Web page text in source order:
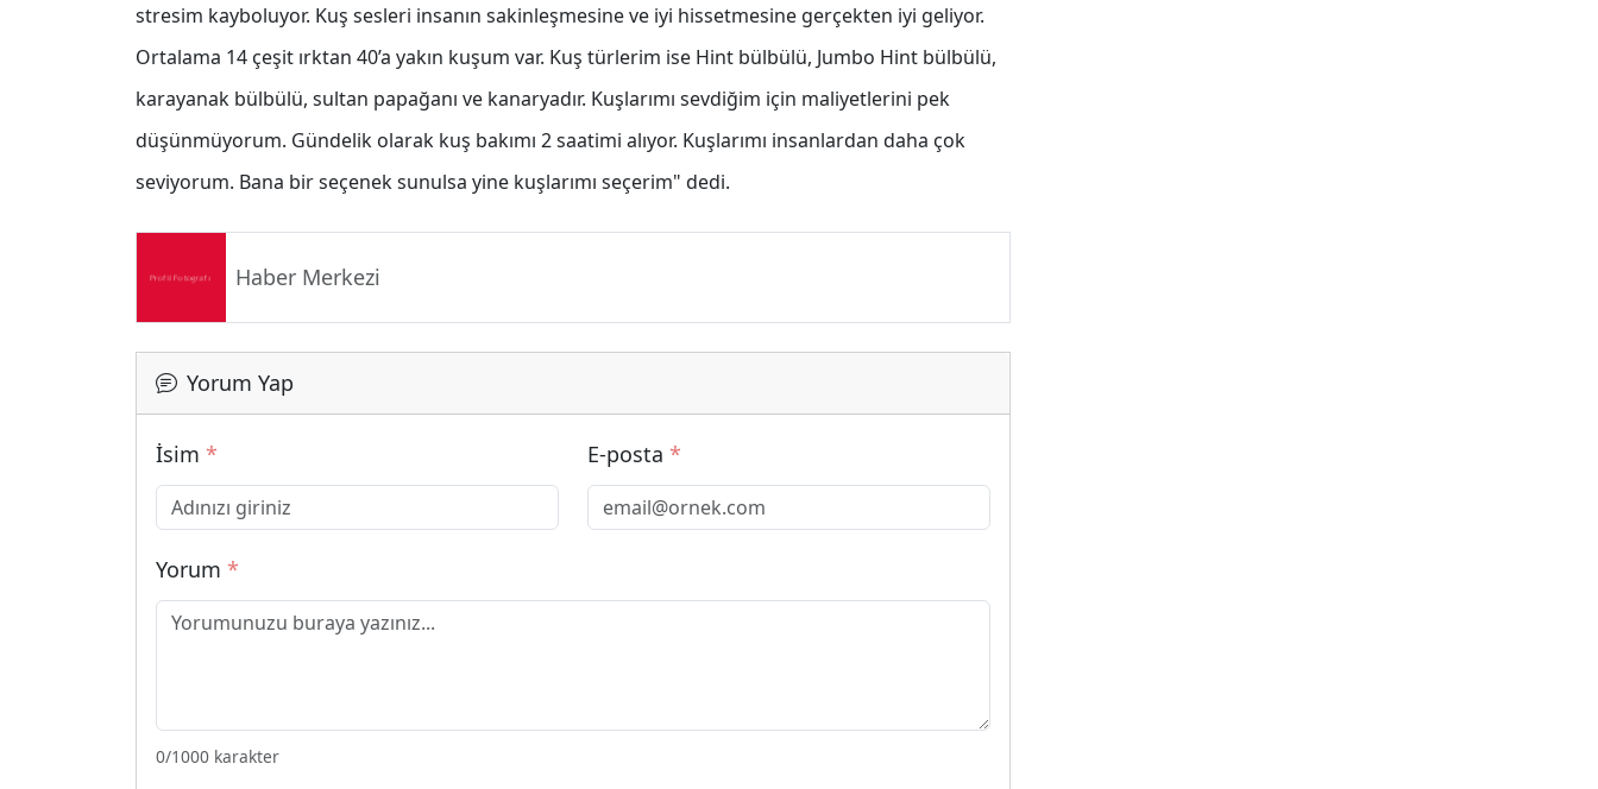
stresim kayboluyor. Kuş sesleri insanın sakinleşmesine ve iyi hissetmesine gerçekten iyi geliyor.
Ortalama 14 çeşit ırktan 40’a yakın kuşum var. Kuş türlerim ise Hint bülbülü, Jumbo Hint bülbülü,
karayanak bülbülü, sultan papağanı ve kanaryadır. Kuşlarımı sevdiğim için maliyetlerini pek
düşünmüyorum. Gündelik olarak kuş bakımı 2 saatimi alıyor. Kuşlarımı insanlardan daha çok
seviyorum. Bana bir seçenek sunulsa yine kuşlarımı seçerim" dedi.
Haber Merkezi
Yorum Yap
İsim * E-posta *
Yorum *
0/1000 karakter